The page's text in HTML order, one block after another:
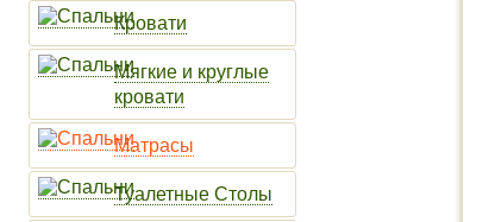
Кровати
Мягкие и круглые
кровати
Матрасы
Туалетные Столы